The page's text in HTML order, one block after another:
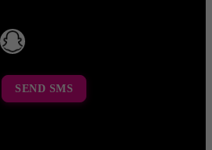
Telegram La Celestina
SEND SMS